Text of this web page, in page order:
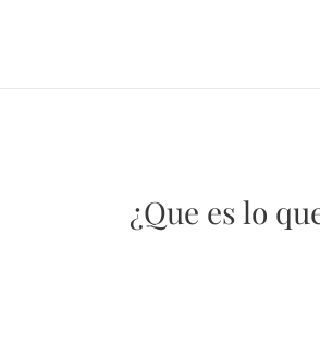
¿Que es lo